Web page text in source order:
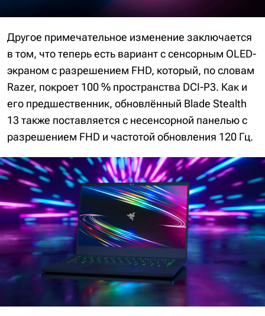
Другое примечательное изменение заключается
в том, что теперь есть вариант c сенсорным OLED-
экраном с разрешением FHD, который, по словам
Razer, покроет 100 % пространства DCI-P3. Как и
его предшественник, обновлённый Blade Stealth
13 также поставляется с несенсорной панелью с
разрешением FHD и частотой обновления 120 Гц.